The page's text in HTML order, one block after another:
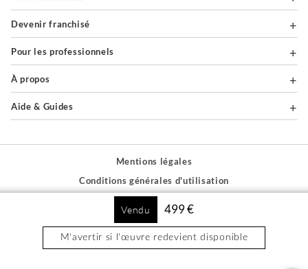
Vendu 499 €
M'avertir si l'œuvre redevient disponible
Devenir franchisé
Pour les professionnels
À propos
Aide & Guides
Mentions légales
Conditions générales d'utilisation
Vie privée et cookies